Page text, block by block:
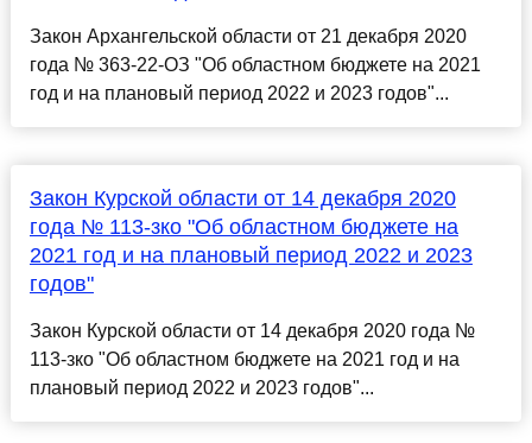
Закон Архангельской области от 21 декабря 2020
года № 363-22-ОЗ "Об областном бюджете на 2021
год и на плановый период 2022 и 2023 годов"...
Закон Курской области от 14 декабря 2020
года № 113-зко "Об областном бюджете на
2021 год и на плановый период 2022 и 2023
годов"
Закон Курской области от 14 декабря 2020 года №
113-зко "Об областном бюджете на 2021 год и на
плановый период 2022 и 2023 годов"...